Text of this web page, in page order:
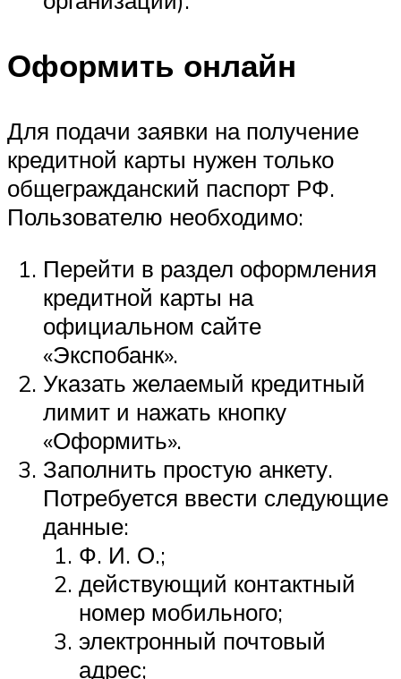
Оформить онлайн
Для подачи заявки на получение
кредитной карты нужен только
общегражданский паспорт РФ.
Пользователю необходимо:
Перейти в раздел оформления
кредитной карты на
официальном сайте
«Экспобанк».
Указать желаемый кредитный
лимит и нажать кнопку
«Оформить».
Заполнить простую анкету.
Потребуется ввести следующие
данные:
Ф. И. О.;
действующий контактный
номер мобильного;
электронный почтовый
адрес;